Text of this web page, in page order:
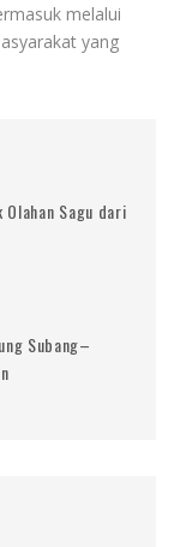
melalui
yang
Sagu dari
Subang–